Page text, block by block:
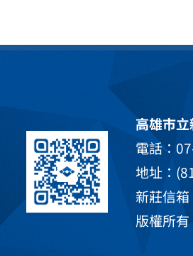
高雄市
電話：
地址：
新莊信箱
版權所